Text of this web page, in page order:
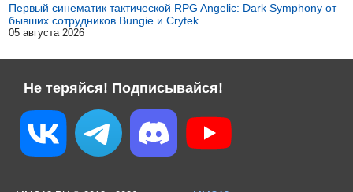
Первый синематик тактической RPG Angelic: Dark Symphony от
бывших сотрудников Bungie и Crytek
05 августа 2026
Не теряйся! Подписывайся!